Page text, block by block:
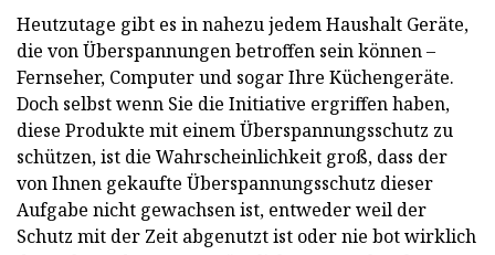
Heutzutage gibt es in nahezu jedem Haushalt Geräte,
die von Überspannungen betroffen sein können –
Fernseher, Computer und sogar Ihre Küchengeräte.
Doch selbst wenn Sie die Initiative ergriffen haben,
diese Produkte mit einem Überspannungsschutz zu
schützen, ist die Wahrscheinlichkeit groß, dass der
von Ihnen gekaufte Überspannungsschutz dieser
Aufgabe nicht gewachsen ist, entweder weil der
Schutz mit der Zeit abgenutzt ist oder nie bot wirklich